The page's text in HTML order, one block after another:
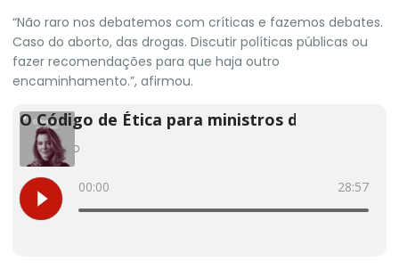
“Não raro nos debatemos com críticas e fazemos debates.
Caso do aborto, das drogas. Discutir políticas públicas ou
fazer recomendações para que haja outro
encaminhamento.”, afirmou.